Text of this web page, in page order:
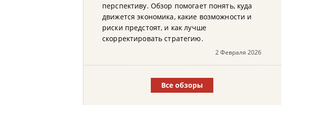
перспективу. Обзор помогает понять, куда
движется экономика, какие возможности и
риски предстоят, и как лучше
скорректировать стратегию.
2 Февраля 2026
Все обзоры